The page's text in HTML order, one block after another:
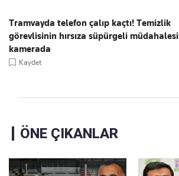
Tramvayda telefon çalıp kaçtı! Temizlik
görevlisinin hırsıza süpürgeli müdahalesi
kamerada
Kaydet
ÖNE ÇIKANLAR